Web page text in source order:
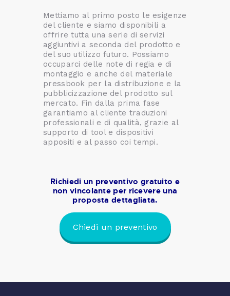
Mettiamo al primo posto le esigenze
del cliente e siamo disponibili a
offrire tutta una serie di servizi
aggiuntivi a seconda del prodotto e
del suo utilizzo futuro. Possiamo
occuparci delle note di regia e di
montaggio e anche del materiale
pressbook per la distribuzione e la
pubblicizzazione del prodotto sul
mercato. Fin dalla prima fase
garantiamo al cliente traduzioni
professionali e di qualità, grazie al
supporto di tool e dispositivi
appositi e al passo coi tempi.
Richiedi un preventivo gratuito e
non vincolante per ricevere una
proposta dettagliata.
Chiedi un preventivo